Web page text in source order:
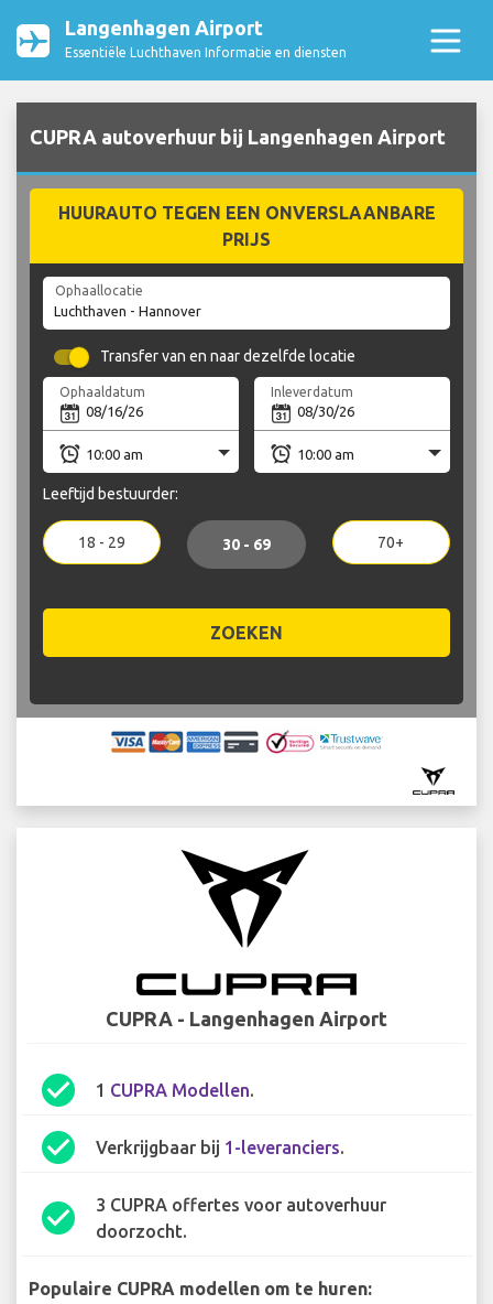
Langenhagen Airport
Essentiële Luchthaven Informatie en diensten
CUPRA autoverhuur bij Langenhagen Airport
HUURAUTO TEGEN EEN ONVERSLAANBARE
PRIJS
Ophaallocatie
Transfer van en naar dezelfde locatie
Ophaaldatum Inleverdatum
Leeftijd bestuurder:
18 - 29 30 - 69 70+
ZOEKEN
CUPRA - Langenhagen Airport
check_circle 1 CUPRA Modellen.
check_circle Verkrijgbaar bij 1-leveranciers.
check_circle
3 CUPRA offertes voor autoverhuur
doorzocht.
Populaire CUPRA modellen om te huren: